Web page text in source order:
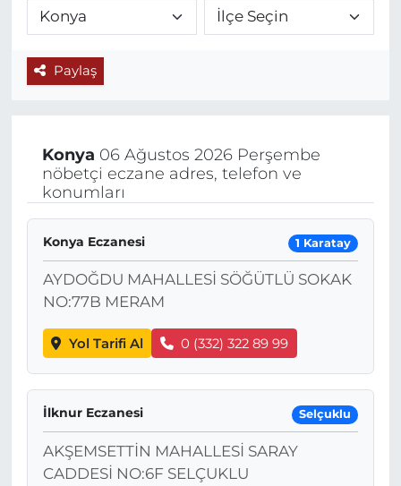
Paylaş
Konya 06 Ağustos 2026 Perşembe
nöbetçi eczane adres, telefon ve
konumları
Konya Eczanesi 1 Karatay
AYDOĞDU MAHALLESİ SÖĞÜTLÜ SOKAK
NO:77B MERAM
Yol Tarifi Al 0 (332) 322 89 99
İlknur Eczanesi Selçuklu
AKŞEMSETTİN MAHALLESİ SARAY
CADDESİ NO:6F SELÇUKLU